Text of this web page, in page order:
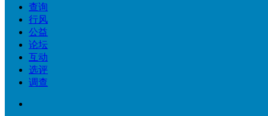
查询
行风
公益
论坛
互动
选评
调查